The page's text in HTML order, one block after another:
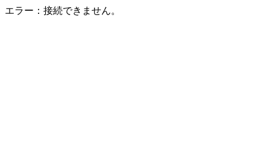
エラー：接続できません。